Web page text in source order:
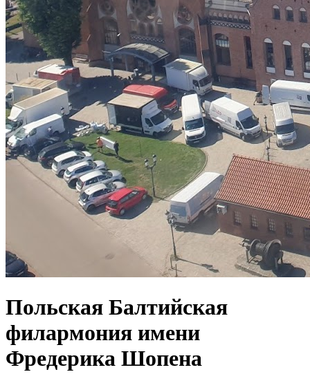
Польская Балтийская
филармония имени
Фредерика Шопена